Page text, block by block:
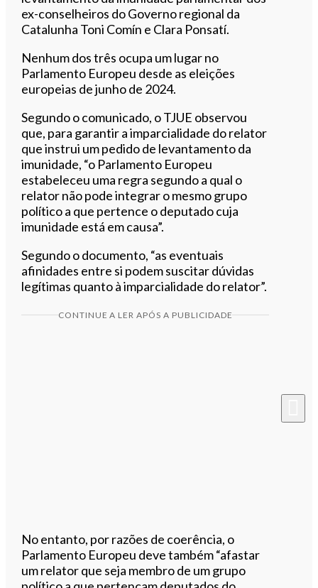
ex-conselheiros do Governo regional da
Catalunha Toni Comín e Clara Ponsatí.
Nenhum dos três ocupa um lugar no
Parlamento Europeu desde as eleições
europeias de junho de 2024.
Segundo o comunicado, o TJUE observou
que, para garantir a imparcialidade do relator
que instrui um pedido de levantamento da
imunidade, “o Parlamento Europeu
estabeleceu uma regra segundo a qual o
relator não pode integrar o mesmo grupo
político a que pertence o deputado cuja
imunidade está em causa”.
Segundo o documento, “as eventuais
afinidades entre si podem suscitar dúvidas
legítimas quanto à imparcialidade do relator”.
CONTINUE A LER APÓS A PUBLICIDADE
No entanto, por razões de coerência, o
Parlamento Europeu deve também “afastar
um relator que seja membro de um grupo